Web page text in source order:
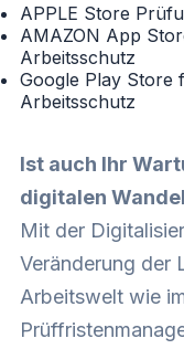
APPLE Store
AMAZON App
Arbeitsschutz
Google Play Store
Arbeitsschutz
Ist auch Ihr
digitalen
Mit der
Veränderung der
Arbeitswelt wie